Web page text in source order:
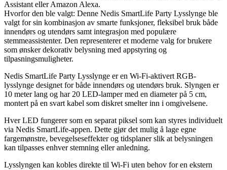
Assistant eller Amazon Alexa.
Hvorfor den ble valgt: Denne Nedis SmartLife Party Lysslynge ble
valgt for sin kombinasjon av smarte funksjoner, fleksibel bruk både
innendørs og utendørs samt integrasjon med populære
stemmeassistenter. Den representerer et moderne valg for brukere
som ønsker dekorativ belysning med appstyring og
tilpasningsmuligheter.
Nedis SmartLife Party Lysslynge er en Wi-Fi-aktivert RGB-
lysslynge designet for både innendørs og utendørs bruk. Slyngen er
10 meter lang og har 20 LED-lamper med en diameter på 5 cm,
montert på en svart kabel som diskret smelter inn i omgivelsene.
Hver LED fungerer som en separat piksel som kan styres individuelt
via Nedis SmartLife-appen. Dette gjør det mulig å lage egne
fargemønstre, bevegelseseffekter og tidsplaner slik at belysningen
kan tilpasses enhver stemning eller anledning.
Lysslyngen kan kobles direkte til Wi-Fi uten behov for en ekstern